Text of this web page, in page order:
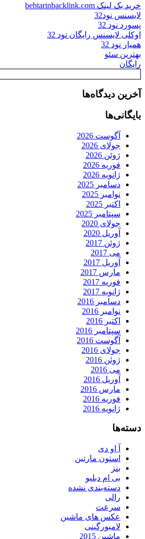
خرید بک لینک behtarinbacklink.com
لایسنس نود32
پسورد نود 32
اوکلی لایسنس رایگان نود 32
همیار نود 32
بهترین سئو
رایگان
آخرین دیدگاه‌ها
بایگانی‌ها
آگوست 2026
جولای 2026
ژوئن 2026
فوریه 2026
ژانویه 2026
دسامبر 2025
نوامبر 2025
اکتبر 2025
سپتامبر 2025
جولای 2020
آوریل 2020
ژوئن 2017
می 2017
آوریل 2017
مارس 2017
فوریه 2017
ژانویه 2017
دسامبر 2016
نوامبر 2016
اکتبر 2016
سپتامبر 2016
آگوست 2016
جولای 2016
ژوئن 2016
می 2016
آوریل 2016
مارس 2016
فوریه 2016
ژانویه 2016
دسته‌ها
آ او دی
استون مارتین
بنز
بی ام دبلیو
دسته‌بندی نشده
رالی
سرعت
عکس های ماشین
لامبورگینی
ماشین 2015